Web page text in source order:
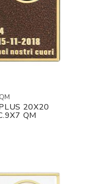
20X20
QM